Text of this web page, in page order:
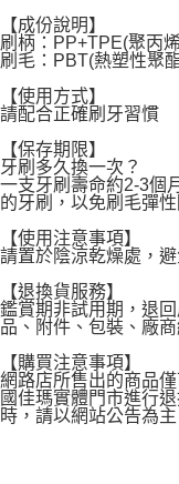
【成份說明】
刷柄：PP+TPE(聚丙
刷毛：PBT(熱塑性聚
【使用方式】
請配合正確刷牙習慣
【保存期限】
牙刷多久換一次？
一支牙刷壽命約2-3個
的牙刷，以免刷毛彈
【使用注意事項】
請置於陰涼乾燥處，
【退換貨服務】
鑑賞期非試用期，退
品、附件、包裝、廠
【購買注意事項】
網路店所售出的商品
國佳瑪實體門市進行
時，請以網站公告為主